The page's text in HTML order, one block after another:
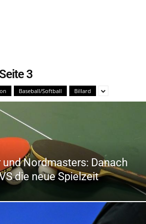
3
Baseball/Softball Billard
Nordmasters: Danach
die neue Spielzeit